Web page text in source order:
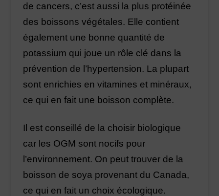
de cancers, c’est aussi la plus protéinée
des boissons végétales. Elle contient
également une bonne quantité de
potassium qui joue un rôle clé dans la
prévention de l’hypertension. La plupart
sont enrichies en vitamines et minéraux,
ce qui en fait une boisson complète.
Il est conseillé de la choisir biologique
car les OGM sont nocifs pour
l’environnement. On peut trouver de la
boisson de soya provenant du Canada,
ce qui en fait un choix écologique.